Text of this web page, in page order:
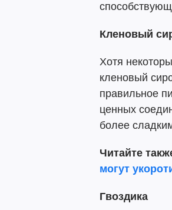
Кленовый
Хотя
кленовый
правильное
ценных
более
Читайте
могут
Гвоздика